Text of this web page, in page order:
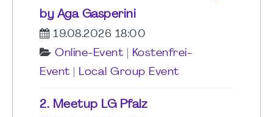
by Aga Gasperini
19.08.2026 18:00
Online-Event
Kostenfrei-
Event
Local Group Event
2. Meetup LG Pfalz